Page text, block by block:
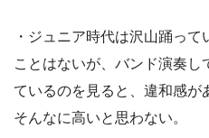
・ジュニア時代は沢山踊っ
ことはないが、バンド演奏し
ているのを見ると、違和感が
そんなに高いと思わない。